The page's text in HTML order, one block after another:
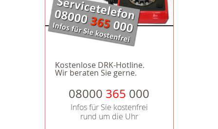
Kostenlose DRK-Hotline.
Wir beraten Sie gerne.
08000 365 000
Infos für Sie kostenfrei
rund um die Uhr